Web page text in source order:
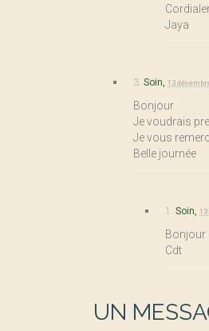
Jaya
3. Soin, 13
Bonjour
Je voudrais
Je vous
Belle journée
1. Soin, 13
Bonjour
Cdt
UN